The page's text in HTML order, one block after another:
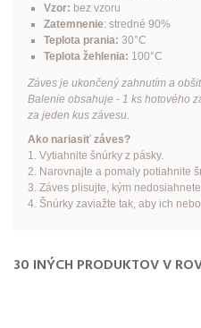
Vzor: bez vzoru
Zatemnenie: stredné 90%
Teplota prania: 30°C
Teplota žehlenia: 100°C
Záves je ukončený zahnutím a
Balenie obsahuje - 1 ks hotového
za jeden kus závesu.
Ako nariasiť záves?
1. Vytiahnite šnúrky z pásky.
2. Narovnajte a pomaly potiahnite
3. Záves plisujte, kým
4. Šnúrky zaviažte tak, aby ich
30 INÝCH PRODUKTOV V